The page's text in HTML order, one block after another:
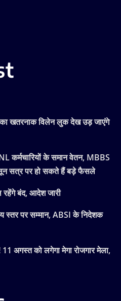
खतरनाक विलेन लुक देख उड़ जाएंगे
कर्मचारियों के समान वेतन, MBBS
सत्र पर हो सकते हैं बड़े फैसले
बंद, आदेश जारी
स्तर पर सम्मान, ABSI के निदेशक
अगस्त को लगेगा मेगा रोजगार मेला,